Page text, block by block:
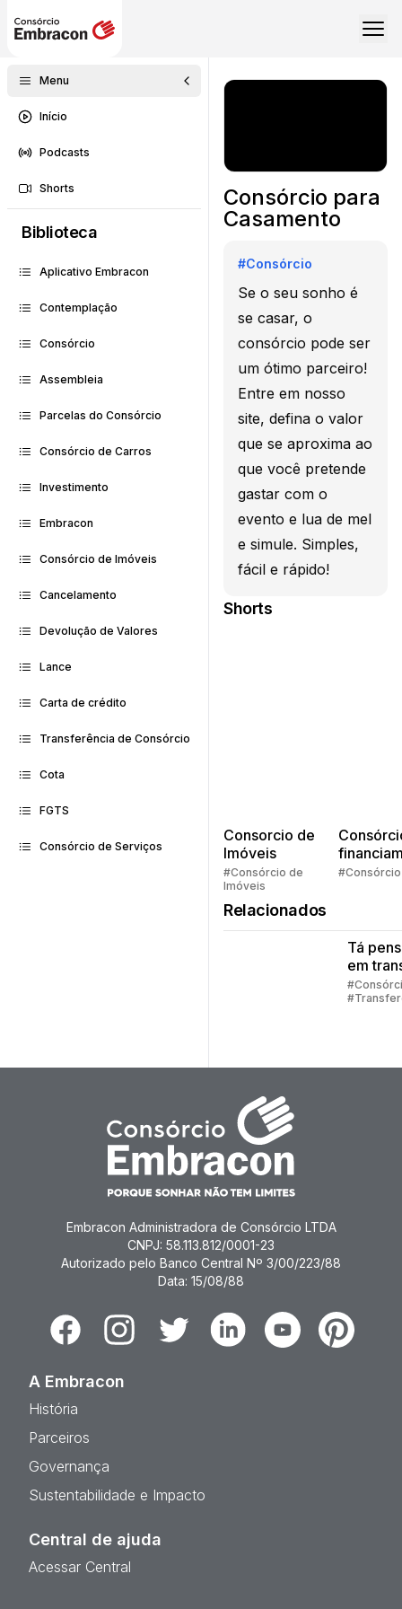
Menu
Início
Podcasts
Shorts
Biblioteca
Aplicativo Embracon
Contemplação
Consórcio
Assembleia
Parcelas do Consórcio
Consórcio de Carros
Investimento
Embracon
Consórcio de Imóveis
Cancelamento
Devolução de Valores
Lance
Carta de crédito
Transferência de Consórcio
Cota
FGTS
Consórcio de Serviços
Consórcio para
Casamento
#Consórcio
Se o seu sonho é
se casar, o
consórcio pode ser
um ótimo parceiro!
Entre em nosso
site, defina o valor
que se aproxima ao
que você pretende
gastar com o
evento e lua de mel
e simule. Simples,
fácil e rápido!
Shorts
Consorcio de
Imóveis
#Consórcio de
Imóveis
Quem
#Consórcio
Relacionados
Tá
em
sua
Embracon Administradora de Consórcio LTDA
CNPJ: 58.113.812/0001-23
Autorizado pelo Banco Central Nº 3/00/223/88
Data: 15/08/88
FacebookInstagramTwitter LinkedinYoutubePinterest
A Embracon
História
Parceiros
Governança
Sustentabilidade e Impacto
Central de ajuda
Acessar Central